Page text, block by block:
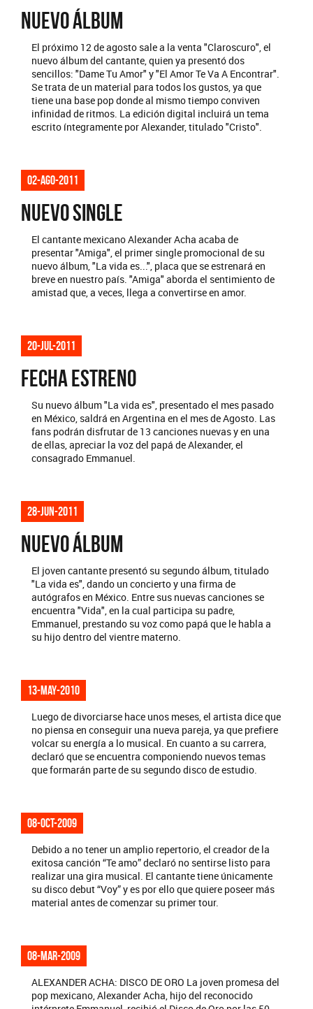
NUEVO ÁLBUM
El próximo 12 de agosto sale a la venta "Claroscuro", el
nuevo álbum del cantante, quien ya presentó dos
sencillos: "Dame Tu Amor" y "El Amor Te Va A Encontrar".
Se trata de un material para todos los gustos, ya que
tiene una base pop donde al mismo tiempo conviven
infinidad de ritmos. La edición digital incluirá un tema
escrito íntegramente por Alexander, titulado "Cristo".
02-ago-2011
NUEVO SINGLE
El cantante mexicano Alexander Acha acaba de
presentar "Amiga", el primer single promocional de su
nuevo álbum, "La vida es...", placa que se estrenará en
breve en nuestro país. "Amiga" aborda el sentimiento de
amistad que, a veces, llega a convertirse en amor.
20-jul-2011
FECHA ESTRENO
Su nuevo álbum "La vida es", presentado el mes pasado
en México, saldrá en Argentina en el mes de Agosto. Las
fans podrán disfrutar de 13 canciones nuevas y en una
de ellas, apreciar la voz del papá de Alexander, el
consagrado Emmanuel.
28-jun-2011
NUEVO ÁLBUM
El joven cantante presentó su segundo álbum, titulado
"La vida es", dando un concierto y una firma de
autógrafos en México. Entre sus nuevas canciones se
encuentra "Vida", en la cual participa su padre,
Emmanuel, prestando su voz como papá que le habla a
su hijo dentro del vientre materno.
13-may-2010
Luego de divorciarse hace unos meses, el artista dice que
no piensa en conseguir una nueva pareja, ya que prefiere
volcar su energía a lo musical. En cuanto a su carrera,
declaró que se encuentra componiendo nuevos temas
que formarán parte de su segundo disco de estudio.
08-oct-2009
Debido a no tener un amplio repertorio, el creador de la
exitosa canción “Te amo” declaró no sentirse listo para
realizar una gira musical. El cantante tiene únicamente
su disco debut “Voy” y es por ello que quiere poseer más
material antes de comenzar su primer tour.
08-mar-2009
ALEXANDER ACHA: DISCO DE ORO La joven promesa del
pop mexicano, Alexander Acha, hijo del reconocido